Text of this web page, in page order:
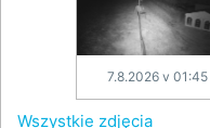
7.8.2026 v 01:45
Wszystkie zdjęcia